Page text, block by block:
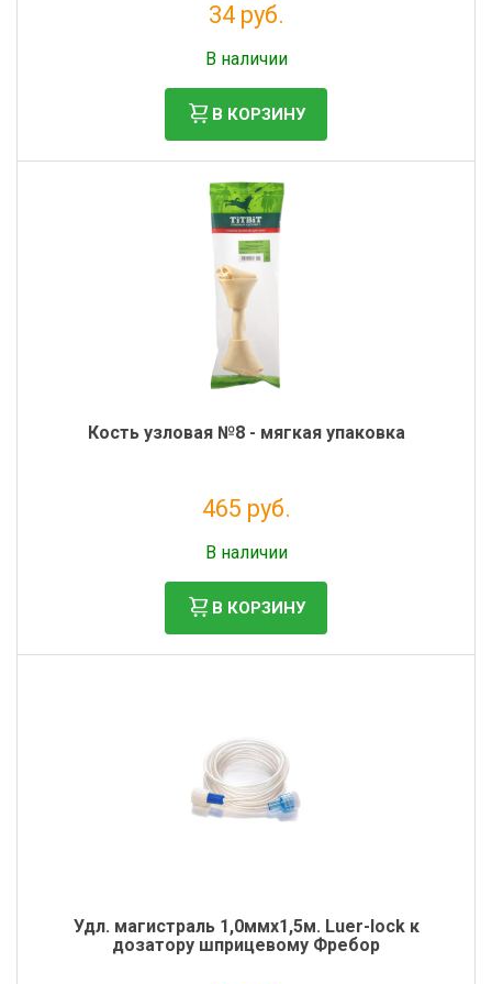
34 руб.
В наличии
В КОРЗИНУ
Кость узловая №8 - мягкая упаковка
465 руб.
В наличии
В КОРЗИНУ
Удл. магистраль 1,0ммх1,5м. Luer-lock к
дозатору шприцевому Фребор